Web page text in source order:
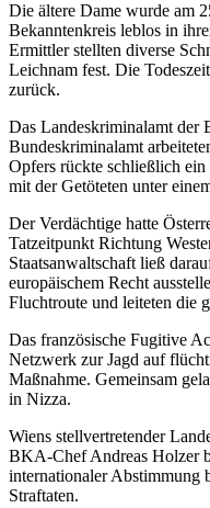
Die ältere Dame wurde am
Bekanntenkreis leblos in
Ermittler stellten diverse
Leichnam fest. Die
zurück.
Das Landeskriminalamt der
Bundeskriminalamt
Opfers rückte schließlich
mit der Getöteten unter
Der Verdächtige hatte
Tatzeitpunkt Richtung
Staatsanwaltschaft ließ
europäischem Recht
Fluchtroute und leiteten die
Das französische Fugitive
Netzwerk zur Jagd auf
Maßnahme. Gemeinsam
in Nizza.
Wiens stellvertretender
BKA-Chef Andreas Holzer
internationaler Abstimmung
Straftaten.